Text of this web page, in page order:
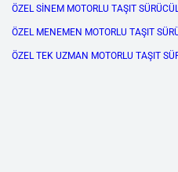
ÖZEL SİNEM MOTORLU TAŞIT
ÖZEL MENEMEN MOTORLU TAŞIT
ÖZEL TEK UZMAN MOTORLU TAŞIT